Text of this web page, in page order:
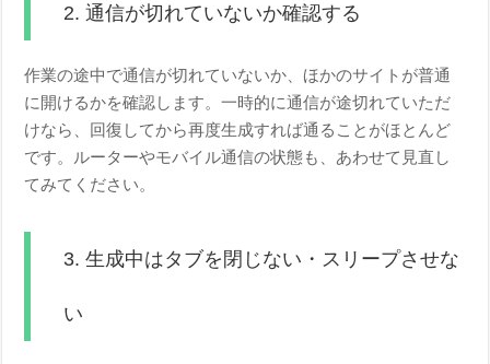
2. 通信が切れていないか確認する
作業の途中で通信が切れていないか、ほかのサイトが普通
に開けるかを確認します。一時的に通信が途切れていただ
けなら、回復してから再度生成すれば通ることがほとんど
です。ルーターやモバイル通信の状態も、あわせて見直し
てみてください。
3. 生成中はタブを閉じない・スリープさせな
い